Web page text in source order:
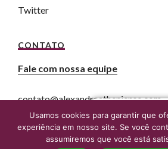
Twitter
CONTATO
Fale com nossa equipe
contato@alexandreatheniense.com
Usamos cookies para garantir que
experiência em nosso site. Se você
assumiremos que você está
Fale agora